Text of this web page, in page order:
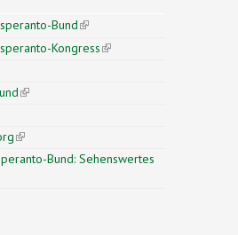
Bund(link is external)
Kongress(link is external)
is external)
(link is external)
is external)
(link is external)
Bund: Sehenswertes